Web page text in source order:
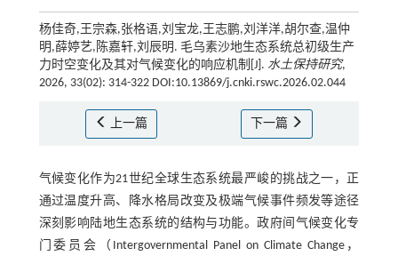
杨佳奇,王宗森,张格语,刘宝龙,王志鹏,刘洋洋,胡尔查,温仲
明,薛婷艺,陈嘉轩,刘辰明. 毛乌素沙地生态系统总初级生产
力时空变化及其对气候变化的响应机制[J]. 水土保持研究,
2026, 33(02): 314-322 DOI:10.13869/j.cnki.rswc.2026.02.044
上一篇 下一篇
气候变化作为21世纪全球生态系统最严峻的挑战之一，正
通过温度升高、降水格局改变及极端气候事件频发等途径
深刻影响陆地生态系统的结构与功能。政府间气候变化专
门委员会（Intergovernmental Panel on Climate Change，